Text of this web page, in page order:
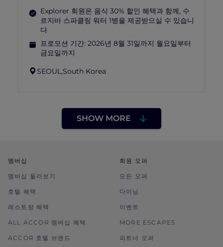
Explorer 회원은 음식 30% 할인 혜택과 함께, 수
르지바 스파클링 워터 1병을 제공받으실 수 있습니
다
프로모션 기간: 2026년 8월 31일까지 월요일부터
금요일까지
SEOUL,South Korea
SHOW MORE
멤버십
멤버십 둘러보기
호텔 혜택
레스토랑 혜택
ALL ACCOR 멤버십 혜택
ACCOR 호텔 브랜드
회원 오퍼
모든 오퍼
다이닝
이벤트
MORE ESCAPES
파트너 오퍼